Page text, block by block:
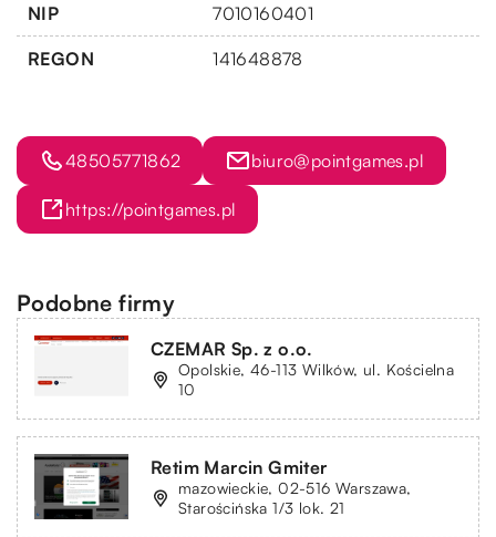
NIP 7010160401
REGON 141648878
48505771862 biuro@pointgames.pl
https://pointgames.pl
Podobne firmy
CZEMAR Sp. z o.o.
Opolskie, 46-113 Wilków, ul. Kościelna
10
Retim Marcin Gmiter
mazowieckie, 02-516 Warszawa,
Starościńska 1/3 lok. 21